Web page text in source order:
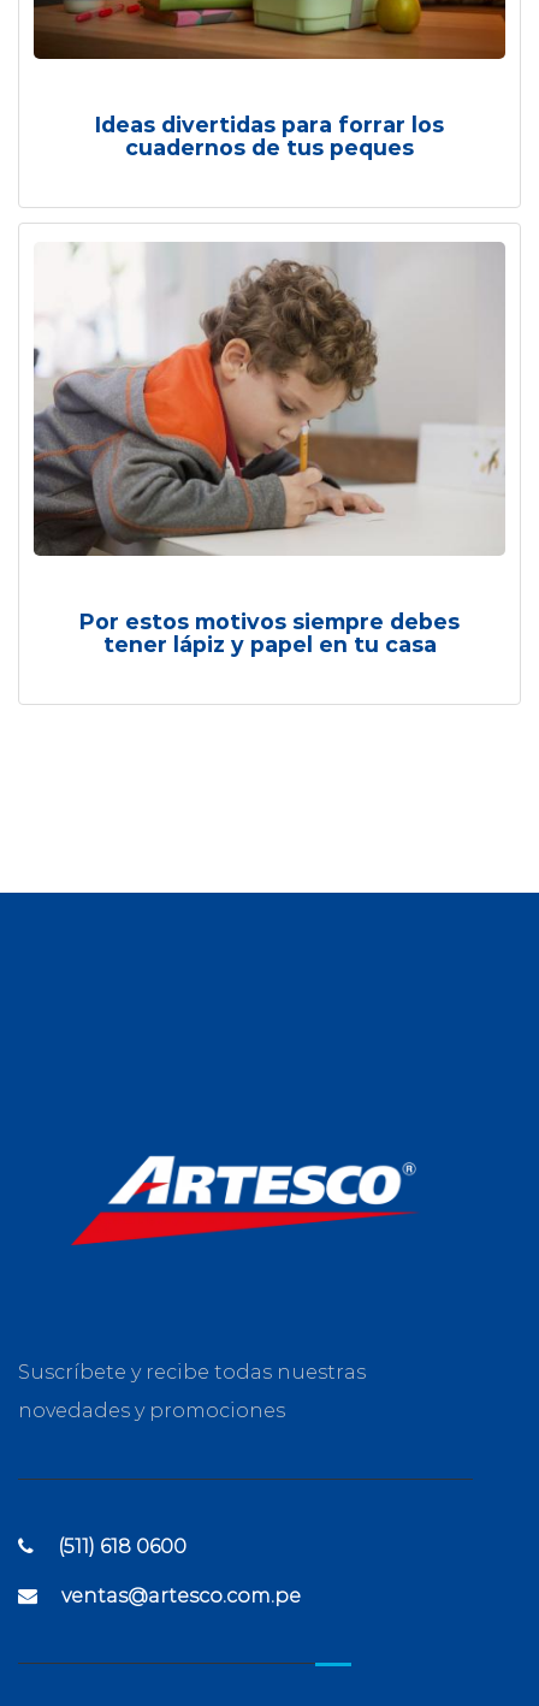
Ideas divertidas para forrar los
cuadernos de tus peques
Por estos motivos siempre debes
tener lápiz y papel en tu casa
Suscríbete y recibe todas nuestras
novedades y promociones
(511) 618 0600
ventas@artesco.com.pe